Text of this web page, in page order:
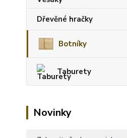
Dřevěné hračky
Botníky
Taburety
Novinky